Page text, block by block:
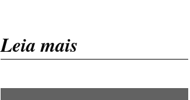
Leia mais